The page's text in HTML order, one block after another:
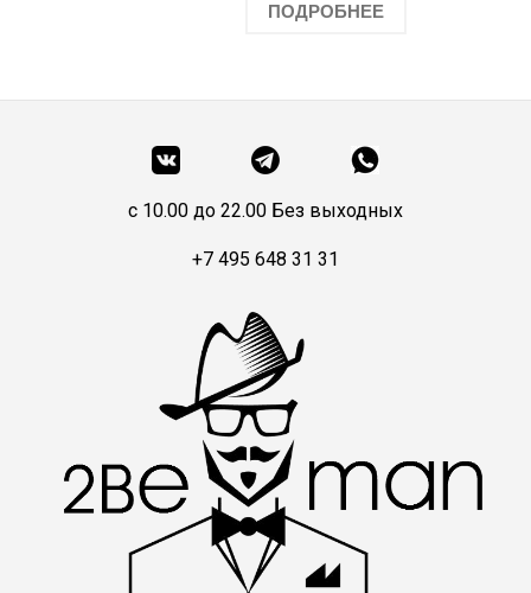
ПОДРОБНЕЕ
c 10.00 до 22.00 Без выходных
+7 495 648 31 31